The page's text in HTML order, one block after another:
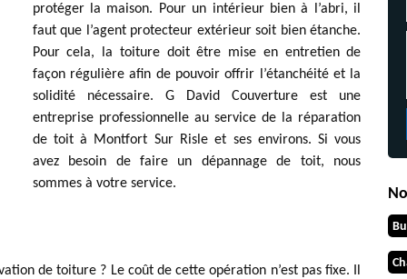
protéger la maison. Pour un intérieur bien à l’abri, il
faut que l’agent protecteur extérieur soit bien étanche.
Pour cela, la toiture doit être mise en entretien de
façon régulière afin de pouvoir offrir l’étanchéité et la
solidité nécessaire. G David Couverture est une
entreprise professionnelle au service de la réparation
de toit à Montfort Sur Risle et ses environs. Si vous
avez besoin de faire un dépannage de toit, nous
sommes à votre service.
de toiture ? Le coût de cette opération n’est pas fixe. Il